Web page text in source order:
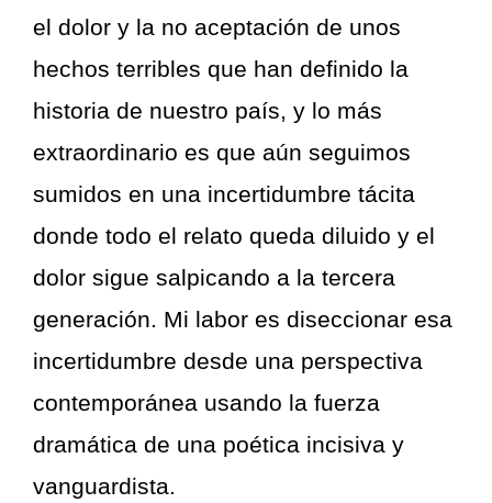
el dolor y la no aceptación de unos
hechos terribles que han definido la
historia de nuestro país, y lo más
extraordinario es que aún seguimos
sumidos en una incertidumbre tácita
donde todo el relato queda diluido y el
dolor sigue salpicando a la tercera
generación. Mi labor es diseccionar esa
incertidumbre desde una perspectiva
contemporánea usando la fuerza
dramática de una poética incisiva y
vanguardista.